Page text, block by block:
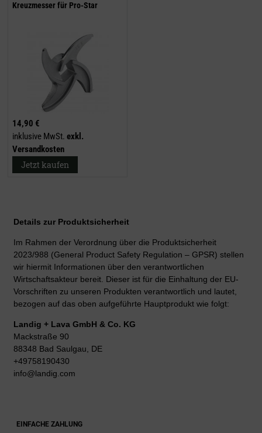
Kreuzmesser für Pro-Star
14,90 €
inklusive MwSt. exkl.
Versandkosten
Jetzt kaufen
Details zur Produktsicherheit
Im Rahmen der Verordnung über die Produktsicherheit
2023/988 (General Product Safety Regulation – GPSR) stellen
wir hiermit Informationen über den verantwortlichen
Wirtschaftsakteur bereit. Dieser ist für die Einhaltung der EU-
Vorschriften zu unseren Produkten verantwortlich und lautet,
bezogen auf das oben aufgeführte Hauptprodukt wie folgt:
Landig + Lava GmbH & Co. KG
Mackstraße 90
88348 Bad Saulgau, DE
+49758190430
info@landig.com
EINFACHE ZAHLUNG